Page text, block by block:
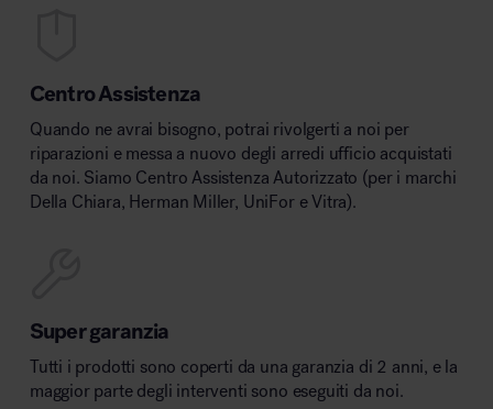
Centro Assistenza
Quando ne avrai bisogno, potrai rivolgerti a noi per
riparazioni e messa a nuovo degli arredi ufficio acquistati
da noi. Siamo Centro Assistenza Autorizzato (per i marchi
Della Chiara, Herman Miller, UniFor e Vitra).
Super garanzia
Tutti i prodotti sono coperti da una garanzia di 2 anni, e la
maggior parte degli interventi sono eseguiti da noi.